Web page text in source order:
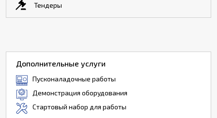
Тендеры
Дополнительные услуги
Пусконаладочные работы
Демонстрация оборудования
Стартовый набор для работы